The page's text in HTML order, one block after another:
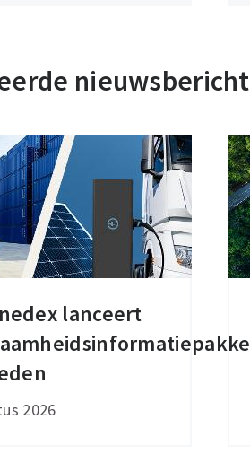
lanceert
2026